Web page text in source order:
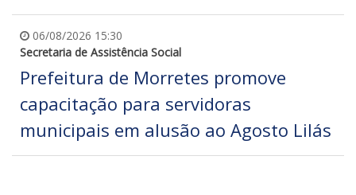
06/08/2026 15:30
Secretaria de Assistência Social
Prefeitura de Morretes promove
capacitação para servidoras
municipais em alusão ao Agosto Lilás